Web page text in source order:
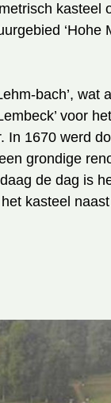
kasteel
‘Hohe
bach’,
voor
1670 werd
grondige
de dag is
kasteel